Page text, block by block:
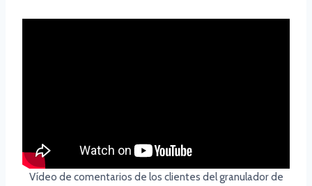
Vídeo de comentarios de los clientes del granulador de